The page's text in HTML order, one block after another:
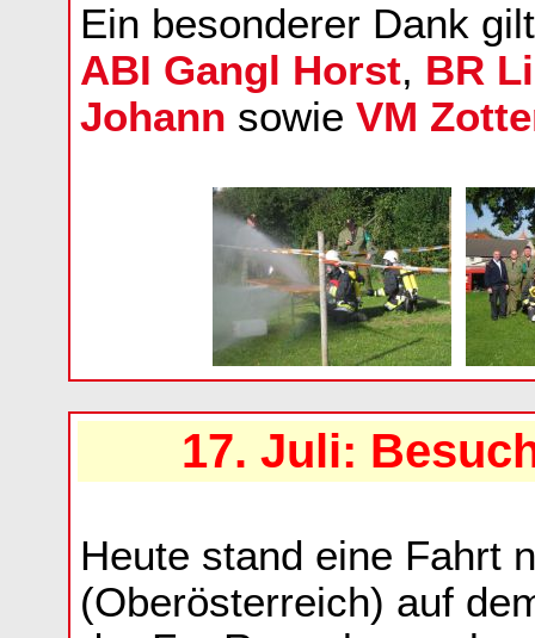
Ein besonderer Dank
ABI Gangl Horst, BR
Johann sowieVM
17. Juli:
Heute stand eine Fahrt
(Oberösterreich) auf